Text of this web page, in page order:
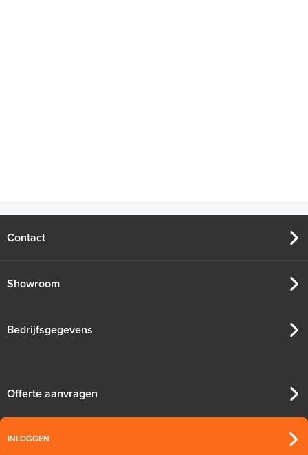
Contact
Showroom
Bedrijfsgegevens
Offerte aanvragen
INLOGGEN